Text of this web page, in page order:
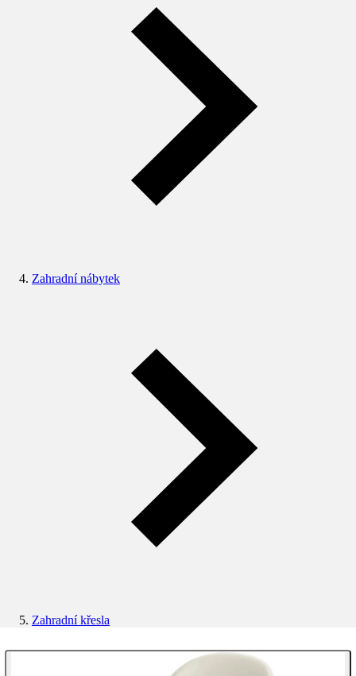
Zahradní nábytek
Zahradní křesla